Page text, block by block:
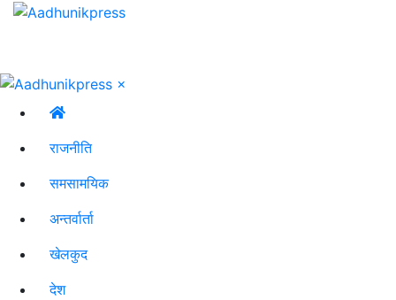
×
राजनीति
समसामयिक
अन्तर्वार्ता
खेलकुद
देश